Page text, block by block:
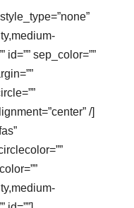
sep_color=””
/]